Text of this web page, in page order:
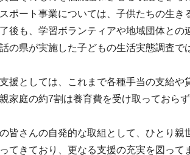
ポート事業については、子供たちの生
後も、学習ボランティアや地域団体との
の県が実施した子どもの生活実態調査
援としては、これまで各種手当の支給や
家庭の約7割は養育費を受け取っておら
皆さんの自発的な取組として、ひとり
てきており、更なる支援の充実を図って